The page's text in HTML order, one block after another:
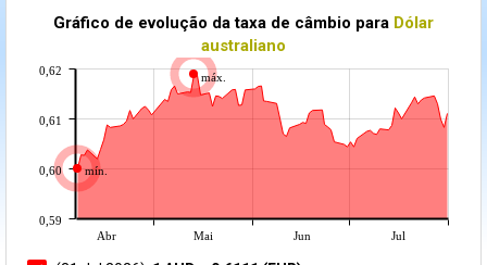
Gráfico de evolução da taxa de câmbio para Dólar
australiano
mín.
máx.
Abr Mai Jun Jul
0,59
0,60
0,61
0,62